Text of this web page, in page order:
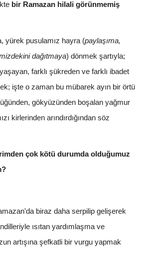
bir Ramazan hilali görünmemiş
yürek pusulamız hayra (paylaşıma,
dağıtmaya) dönmek şartıyla;
farklı şükreden ve farklı ibadet
işte o zaman bu mübarek ayın bir örtü
gökyüzünden boşalan yağmur
kirlerinden arındırdığından söz
çok kötü durumda olduğumuz
biraz daha serpilip gelişerek
ısıtan yardımlaşma ve
artışına şefkatli bir vurgu yapmak